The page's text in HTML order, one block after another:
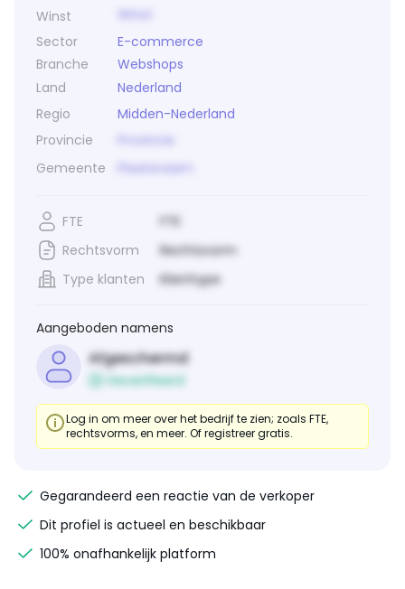
Winst
Sector
E-commerce
Branche
Webshops
Land
Nederland
Regio
Midden-Nederland
Provincie
Gemeente
FTE
FTE
Rechtsvorm
Rechtsvorm
Type klanten
Klanttype
Aangeboden namens
Afgeschermd
Geverifieerd
Log in om meer over het bedrijf te zien; zoals FTE,
rechtsvorms, en meer. Of registreer gratis.
Gegarandeerd een reactie van de verkoper
Dit profiel is actueel en beschikbaar
100% onafhankelijk platform